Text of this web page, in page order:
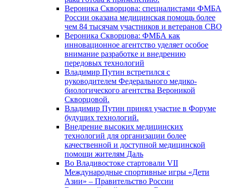
Вероника Скворцова: специалистами ФМБА
России оказана медицинская помощь более
чем 84 тысячам участников и ветеранов СВО
Вероника Скворцова: ФМБА как
инновационное агентство уделяет особое
внимание разработке и внедрению
передовых технологий
Владимир Путин встретился с
руководителем Федерального медико-
биологического агентства Вероникой
Скворцовой.
Владимир Путин принял участие в Форуме
будущих технологий.
Внедрение высоких медицинских
технологий для организации более
качественной и доступной медицинской
помощи жителям Даль
Во Владивостоке стартовали VII
Международные спортивные игры «Дети
Азии» – Правительство России